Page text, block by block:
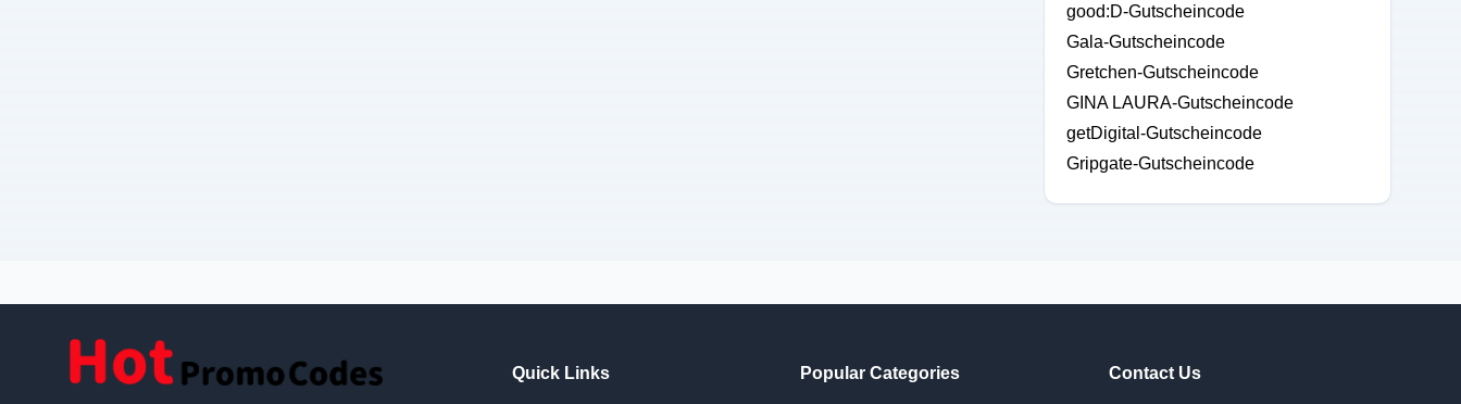
good:D-Gutscheincode
Gala-Gutscheincode
Gretchen-Gutscheincode
GINA LAURA-Gutscheincode
getDigital-Gutscheincode
Gripgate-Gutscheincode
Quick Links Popular Categories Contact Us